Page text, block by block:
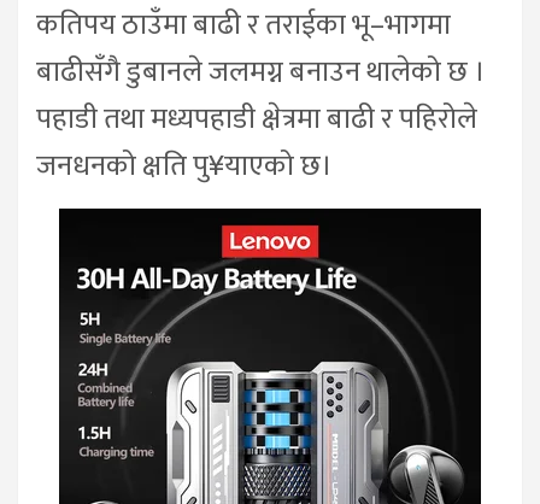
कतिपय ठाउँमा बाढी र तराईका भू–भागमा
बाढीसँगै डुबानले जलमग्न बनाउन थालेको छ ।
पहाडी तथा मध्यपहाडी क्षेत्रमा बाढी र पहिरोले
जनधनको क्षति पु¥याएको छ।